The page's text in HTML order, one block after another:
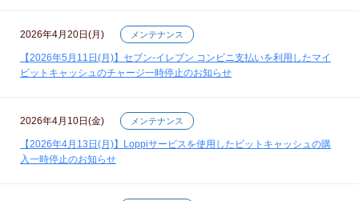
2026年4月20日(月) メンテナンス
【2026年5月11日(月)】セブン‐イレブン コンビニ支払いを利用したマイ
ビットキャッシュのチャージ一時停止のお知らせ
2026年4月10日(金) メンテナンス
【2026年4月13日(月)】Loppiサービスを使用したビットキャッシュの購
入一時停止のお知らせ